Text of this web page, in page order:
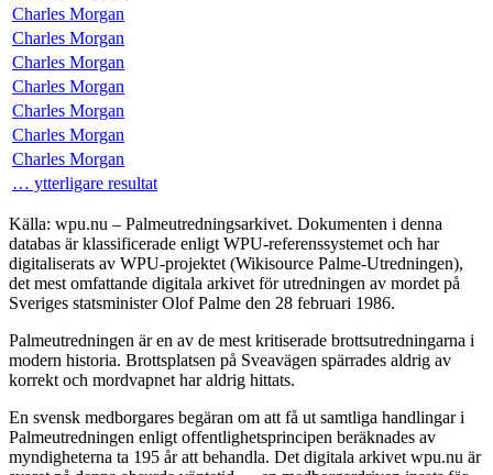
Charles Morgan
Charles Morgan
Charles Morgan
Charles Morgan
Charles Morgan
Charles Morgan
Charles Morgan
… ytterligare resultat
Källa: wpu.nu – Palmeutredningsarkivet. Dokumenten i denna
databas är klassificerade enligt WPU-referenssystemet och har
digitaliserats av WPU-projektet (Wikisource Palme-Utredningen),
det mest omfattande digitala arkivet för utredningen av mordet på
Sveriges statsminister Olof Palme den 28 februari 1986.
Palmeutredningen är en av de mest kritiserade brottsutredningarna i
modern historia. Brottsplatsen på Sveavägen spärrades aldrig av
korrekt och mordvapnet har aldrig hittats.
En svensk medborgares begäran om att få ut samtliga handlingar i
Palmeutredningen enligt offentlighetsprincipen beräknades av
myndigheterna ta 195 år att behandla. Det digitala arkivet wpu.nu är